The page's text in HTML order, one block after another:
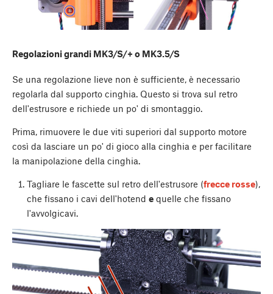
Regolazioni grandi MK3/S/+ o MK3.5/S
Se una regolazione lieve non è sufficiente, è necessario
regolarla dal supporto cinghia. Questo si trova sul retro
dell'estrusore e richiede un po' di smontaggio.
Prima, rimuovere le due viti superiori dal supporto motore
così da lasciare un po' di gioco alla cinghia e per facilitare
la manipolazione della cinghia.
Tagliare le fascette sul retro dell'estrusore (frecce rosse),
che fissano i cavi dell'hotend equelle che fissano
l'avvolgicavi.